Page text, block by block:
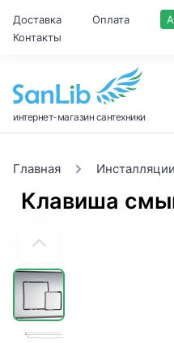
Доставка Оплата
Контакты
интернет-магазин сантехники
Главная Инсталляции
Клавиша